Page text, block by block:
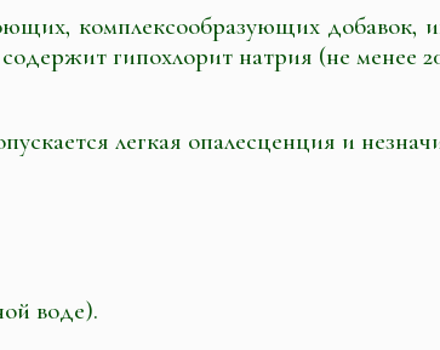
комплексообразующих добавок,
гипохлорит натрия (не менее
легкая опалесценция и
воде).